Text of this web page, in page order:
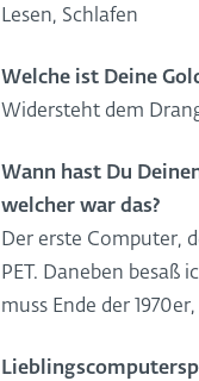
Lesen, Schlafen
Welche ist Deine
Widersteht dem
Wann hast Du
welcher war das?
Der erste Computer,
PET. Daneben besaß
muss Ende der